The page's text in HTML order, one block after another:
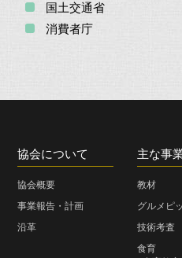
国土交通省
消費者庁
協会について
協会概要
事業報告・計画
沿革
主な事
教材
グルメピ
技術考査
食育